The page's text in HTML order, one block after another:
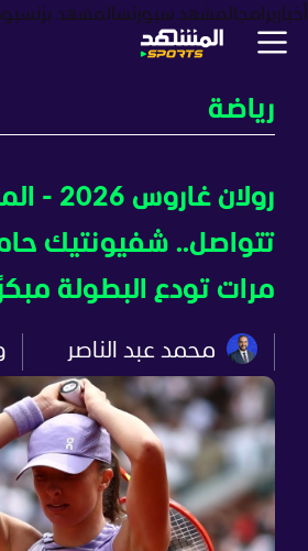
أخبار برامجالمشهد سبورتسالمشهد بزنس
رياضة
رولان
مرات تودع البطولة مبكرًا
محمد عبد الناصر